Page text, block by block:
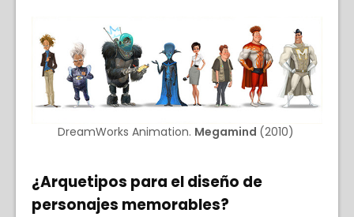
DreamWorks Animation. Megamind (2010)
¿Arquetipos para el diseño de
personajes memorables?